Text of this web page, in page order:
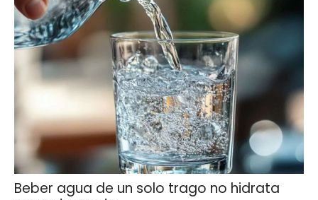
Beber agua de un solo trago no hidrata